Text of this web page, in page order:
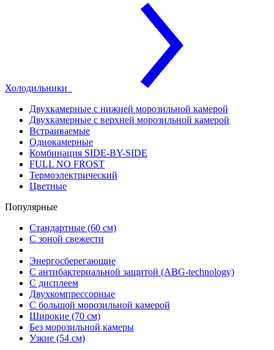
Холодильники
Двухкамерные с нижней морозильной камерой
Двухкамерные с верхней морозильной камерой
Встраиваемые
Однокамерные
Комбинация SIDE-BY-SIDE
FULL NO FROST
Термоэлектрический
Цветные
Популярные
Стандартные (60 см)
С зоной свежести
Энергосберегающие
С антибактериальной защитой (ABG-technology)
С дисплеем
Двухкомпрессорные
С большой морозильной камерой
Широкие (70 см)
Без морозильной камеры
Узкие (54 см)